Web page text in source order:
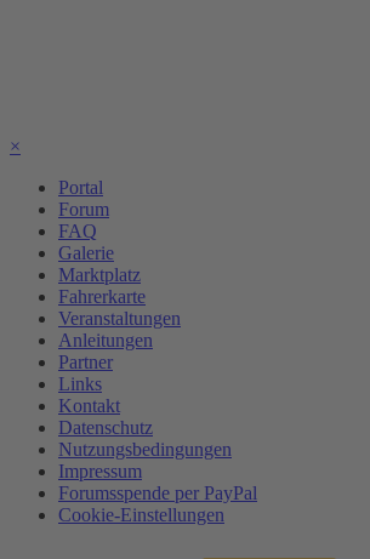
×
Portal
Forum
FAQ
Galerie
Marktplatz
Fahrerkarte
Veranstaltungen
Anleitungen
Partner
Links
Kontakt
Datenschutz
Nutzungsbedingungen
Impressum
Forumsspende per PayPal
Cookie-Einstellungen